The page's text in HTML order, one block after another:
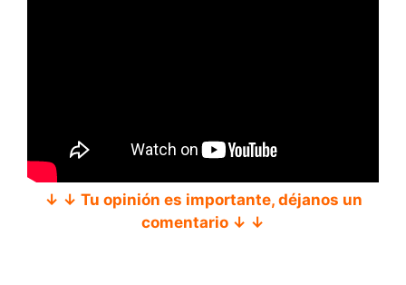
↓ ↓ Tu opinión es importante, déjanos un
comentario ↓ ↓